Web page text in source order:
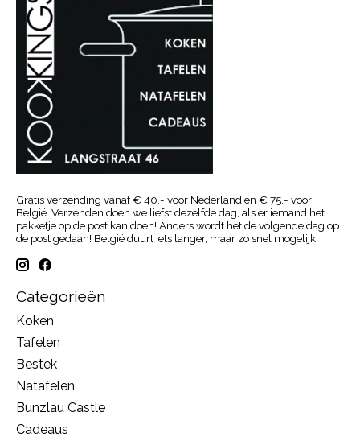
Gratis verzending vanaf € 40.- voor Nederland en € 75.- voor
België. Verzenden doen we liefst dezelfde dag, als er iemand het
pakketje op de post kan doen! Anders wordt het de volgende dag op
de post gedaan! België duurt iets langer, maar zo snel mogelijk
Categorieën
Koken
Tafelen
Bestek
Natafelen
Bunzlau Castle
Cadeaus